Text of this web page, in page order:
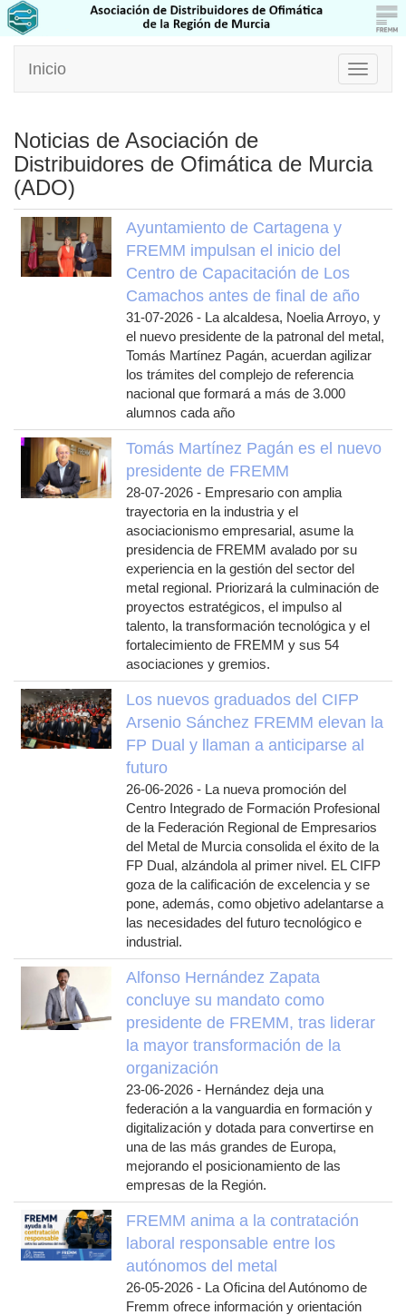
Toggle
Inicio
Noticias de Asociación de
Distribuidores de Ofimática de Murcia
(ADO)
Ayuntamiento de Cartagena y
FREMM impulsan el inicio del
Centro de Capacitación de Los
Camachos antes de final de año
31-07-2026 - La alcaldesa, Noelia Arroyo, y
el nuevo presidente de la patronal del metal,
Tomás Martínez Pagán, acuerdan agilizar
los trámites del complejo de referencia
nacional que formará a más de 3.000
alumnos cada año
Tomás Martínez Pagán es el nuevo
presidente de FREMM
28-07-2026 - Empresario con amplia
trayectoria en la industria y el
asociacionismo empresarial, asume la
presidencia de FREMM avalado por su
experiencia en la gestión del sector del
metal regional. Priorizará la culminación de
proyectos estratégicos, el impulso al
talento, la transformación tecnológica y el
fortalecimiento de FREMM y sus 54
asociaciones y gremios.
Los nuevos graduados del CIFP
Arsenio Sánchez FREMM elevan la
FP Dual y llaman a anticiparse al
futuro
26-06-2026 - La nueva promoción del
Centro Integrado de Formación Profesional
de la Federación Regional de Empresarios
del Metal de Murcia consolida el éxito de la
FP Dual, alzándola al primer nivel. EL CIFP
goza de la calificación de excelencia y se
pone, además, como objetivo adelantarse a
las necesidades del futuro tecnológico e
industrial.
Alfonso Hernández Zapata
concluye su mandato como
presidente de FREMM, tras liderar
la mayor transformación de la
organización
23-06-2026 - Hernández deja una
federación a la vanguardia en formación y
digitalización y dotada para convertirse en
una de las más grandes de Europa,
mejorando el posicionamiento de las
empresas de la Región.
FREMM anima a la contratación
laboral responsable entre los
autónomos del metal
26-05-2026 - La Oficina del Autónomo de
Fremm ofrece información y orientación